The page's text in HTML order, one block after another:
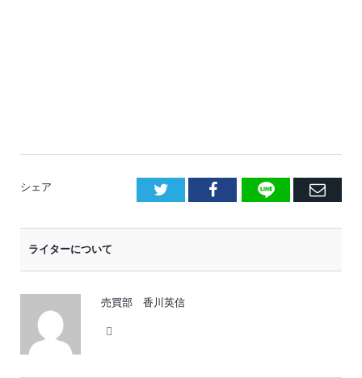
シェア Facebook
LINE
E
ライターについて
売買部 香川英信